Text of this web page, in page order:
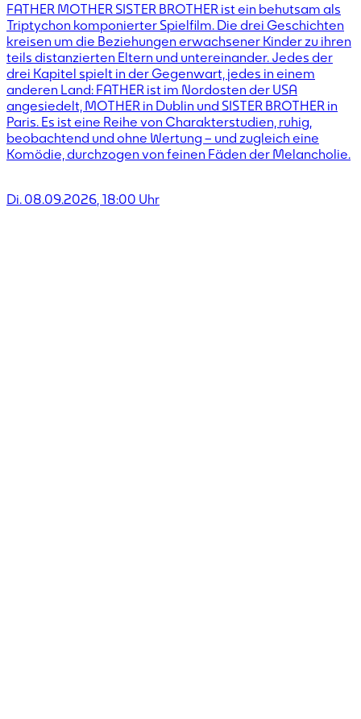
FATHER MOTHER SISTER BROTHER ist ein behutsam als
Triptychon komponierter Spielfilm. Die drei Geschichten
kreisen um die Beziehungen erwachsener Kinder zu ihren
teils distanzierten Eltern und untereinander. Jedes der
drei Kapitel spielt in der Gegenwart, jedes in einem
anderen Land: FATHER ist im Nordosten der USA
angesiedelt, MOTHER in Dublin und SISTER BROTHER in
Paris. Es ist eine Reihe von Charakterstudien, ruhig,
beobachtend und ohne Wertung – und zugleich eine
Komödie, durchzogen von feinen Fäden der Melancholie.
Di. 08.09.2026, 18:00 Uhr